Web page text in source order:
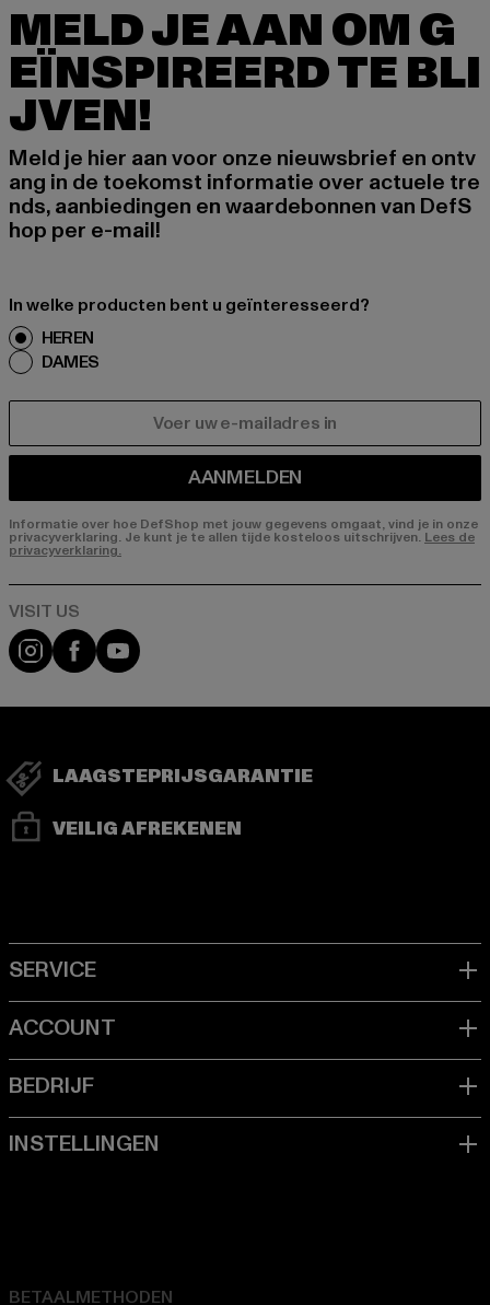
MELD JE AAN OM G
EÏNSPIREERD TE BLI
JVEN!
Meld je hier aan voor onze nieuwsbrief en ontv
ang in de toekomst informatie over actuele tre
nds, aanbiedingen en waardebonnen van DefS
hop per e-mail!
In welke producten bent u geïnteresseerd?
HEREN
DAMES
AANMELDEN
Informatie over hoe DefShop met jouw gegevens omgaat, vind je in onze
privacyverklaring. Je kunt je te allen tijde kosteloos uitschrijven. Lees de
privacyverklaring.
Visit our Instagram page:
Visit our Facebook page:
Visit our YouTube channel:
LAAGSTEPRIJSGARANTIE
VEILIG AFREKENEN
BETAALMETHODEN